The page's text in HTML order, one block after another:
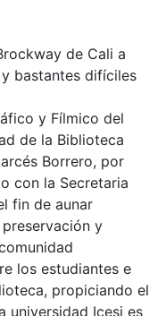
de Cali a
bastantes difíciles
y Fílmico del
de la Biblioteca
Borrero, por
con la Secretaria
fin de aunar
y
los estudiantes e
propiciando el
universidad Icesi es